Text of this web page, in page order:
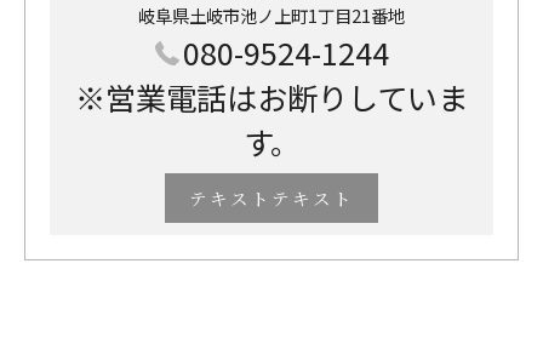
岐阜県土岐市池ノ上町1丁目21番地
080-9524-1244
※営業電話はお断りしていま
す。
テキストテキスト